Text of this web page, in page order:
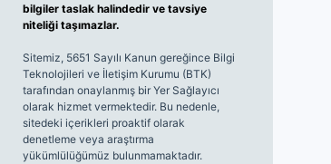
bilgiler taslak halindedir ve tavsiye
niteliği taşımazlar.
Sitemiz, 5651 Sayılı Kanun gereğince Bilgi
Teknolojileri ve İletişim Kurumu (BTK)
tarafından onaylanmış bir Yer Sağlayıcı
olarak hizmet vermektedir. Bu nedenle,
sitedeki içerikleri proaktif olarak
denetleme veya araştırma
yükümlülüğümüz bulunmamaktadır.